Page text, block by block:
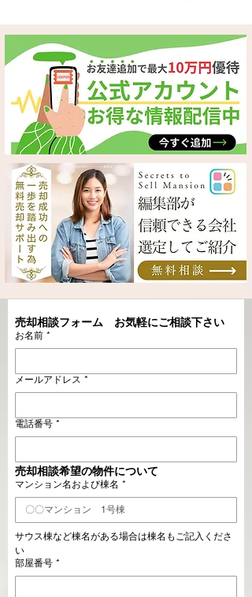
売却相談フォーム　お気軽にご相談下さい
お名前 *
メールアドレス *
電話番号 *
売却相談希望の物件について
マンション名および棟名 *
サウス棟など棟名がある場合は棟名もご記入くださ
い
部屋番号 *